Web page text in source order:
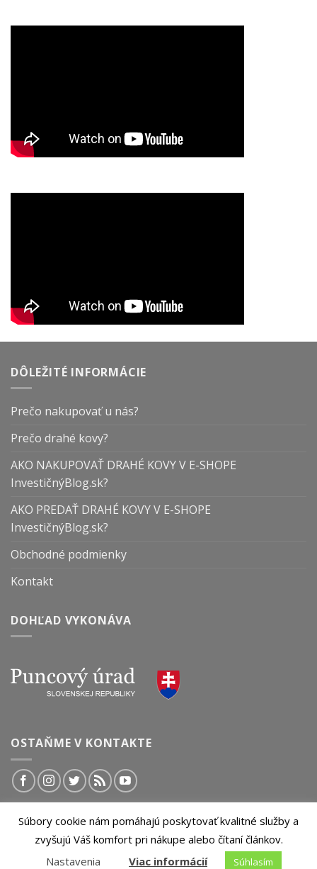
DÔLEŽITÉ INFORMÁCIE
Prečo nakupovať u nás?
Prečo drahé kovy?
AKO NAKUPOVAŤ DRAHÉ KOVY V E-SHOPE
InvestičnýBlog.sk?
AKO PREDAŤ DRAHÉ KOVY V E-SHOPE
InvestičnýBlog.sk?
Obchodné podmienky
Kontakt
DOHĽAD VYKONÁVA
OSTAŇME V KONTAKTE
© 2026 InvestičnýBlog.sk | Všetky práva vyhradené.
Akékoľvek kopírovanie obsahu tejto stránky je bez
Súbory cookie nám pomáhajú poskytovať kvalitné služby a
zvyšujú Váš komfort pri nákupe alebo čítaní článkov.
Nastavenia
Viac informácií Súhlasím